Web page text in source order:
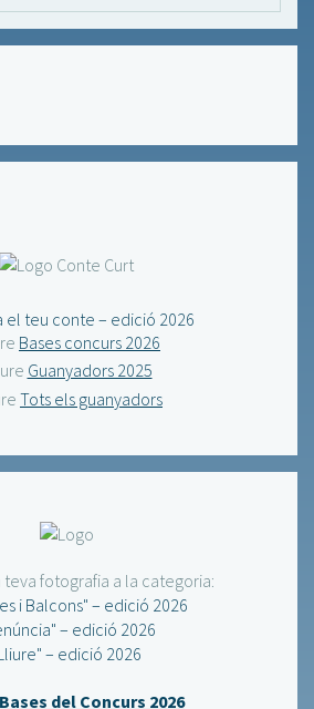
el teu conte – edició 2026
Bases concurs 2026
Guanyadors 2025
Tots els guanyadors
teva fotografia a la categoria:
i Balcons" – edició 2026
– edició 2026
– edició 2026
Bases del Concurs 2026